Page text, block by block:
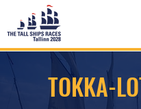
TOKKA-